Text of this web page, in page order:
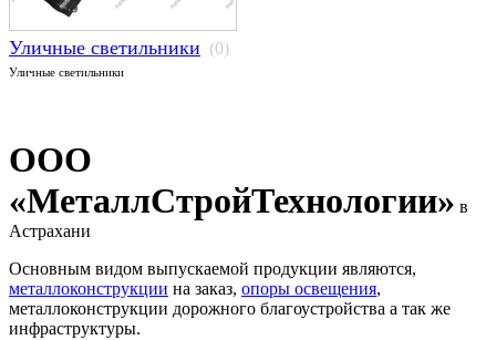
Уличные светильники (0)
Уличные светильники
ООО
«МеталлСтройТехнологии» в
Астрахани
Основным видом выпускаемой продукции являются,
металлоконструкции на заказ, опоры освещения,
металлоконструкции дорожного благоустройства а так же
инфраструктуры.